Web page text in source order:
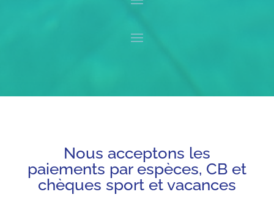
Nous acceptons les
paiements par espèces, CB et
chèques sport et vacances